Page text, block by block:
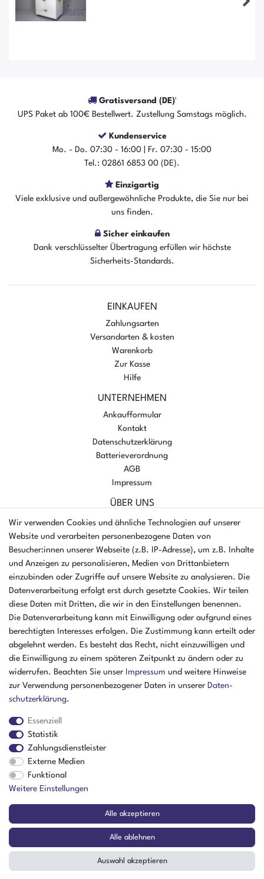
Der Artikel ist sofort verfügbar
In den Warenkorb
Gratisversand (DE)¹
UPS Paket ab 100€ Bestellwert. Zustellung Samstags möglich.
Kundenservice
Mo. - Do. 07:30 - 16:00 | Fr. 07:30 - 15:00
Tel.: 02861 6853 00 (DE).
Einzigartig
Viele exklusive und außergewöhnliche Produkte, die Sie nur bei
uns finden.
Sicher einkaufen
Dank verschlüsselter Übertragung erfüllen wir höchste
Sicherheits-Standards.
EINKAUFEN
Zahlungsarten
Versandarten & kosten
Warenkorb
Zur Kasse
Hilfe
UNTERNEHMEN
Ankaufformular
Kontakt
Datenschutzerklärung
Batterieverordnung
AGB
Impressum
ÜBER UNS
AMIKON GMBH
Einsteinstr. 8a
46325 Borken
Deutschland
Öffnungszeiten Montag - Donnerstag
07:30 - 16:00 Uhr
Öffnungszeiten Freitag
07:30 - 15:00 Uhr
ZAHLUNGSARTEN
Sperrgut, Spedition und Versand ins Ausland
² Nur für Firmen mit Sitz in Deutschland
© Copyright 2026 Amikon GmbH | Alle Rechte vorbehalten.
Wir verwenden Cookies und ähnliche Technologien auf unserer
Website und verarbeiten personenbezogene Daten von
Besucher:innen unserer Webseite (z.B. IP-Adresse), um z.B. Inhalte
und Anzeigen zu personalisieren, Medien von Drittanbietern
einzubinden oder Zugriffe auf unsere Website zu analysieren. Die
Datenverarbeitung erfolgt erst durch gesetzte Cookies. Wir teilen
diese Daten mit Dritten, die wir in den Einstellungen benennen.
Die Datenverarbeitung kann mit Einwilligung oder aufgrund eines
berechtigten Interesses erfolgen. Die Zustimmung kann erteilt oder
abgelehnt werden. Es besteht das Recht, nicht einzuwilligen und
die Einwilligung zu einem späteren Zeitpunkt zu ändern oder zu
widerrufen. Beachten Sie unser Impressum und weitere Hinweise
zur Verwendung personenbezogener Daten in unserer Daten­
schutz­erklärung.
Essenziell
Statistik
Zahlungsdienstleister
Externe Medien
Funktional
Weitere Einstellungen
Alle akzeptieren
Alle ablehnen
Auswahl akzeptieren